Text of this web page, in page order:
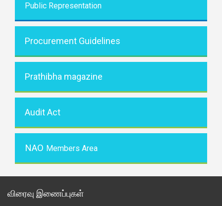
Public Representation
Procurement Guidelines
Prathibha magazine
Audit Act
NAO Members Area
விரைவு இணைப்புகள்